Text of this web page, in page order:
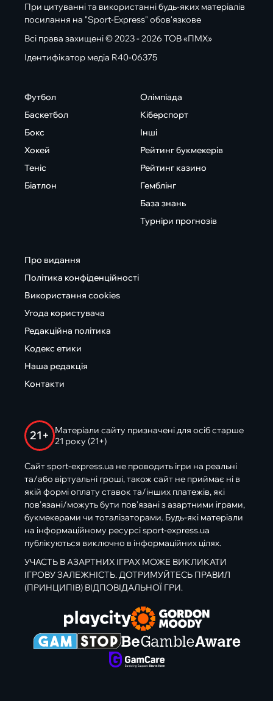
При цитуванні та використанні будь-яких матеріалів
посилання на "Sport-Express" обов'язкове
Всі права захищені © 2023 - 2026 ТОВ «ПМХ»
Ідентифікатор медіа R40-06375
Футбол
Баскетбол
Бокс
Хокей
Теніс
Біатлон
Олімпіада
Кіберспорт
Інші
Рейтинг букмекерів
Рейтинг казино
Гемблінг
База знань
Турніри прогнозів
Про видання
Політика конфіденційності
Використання cookies
Угода користувача
Редакційна політика
Кодекс етики
Наша редакція
Контакти
21+
Матеріали сайту призначені для осіб старше
21 року (21+)
Сайт sport-express.ua не проводить ігри на реальні
та/або віртуальні гроші, також сайт не приймає ні в
якій формі оплату ставок та/інших платежів, які
пов’язані/можуть бути пов’язані з азартними іграми,
букмекерами чи тоталізаторами. Будь-які матеріали
на інформаційному ресурсі sport-express.ua
публікуються виключно в інформаційних цілях.
УЧАСТЬ В АЗАРТНИХ ІГРАХ МОЖЕ ВИКЛИКАТИ
ІГРОВУ ЗАЛЕЖНІСТЬ. ДОТРИМУЙТЕСЬ ПРАВИЛ
(ПРИНЦИПІВ) ВІДПОВІДАЛЬНОЇ ГРИ.